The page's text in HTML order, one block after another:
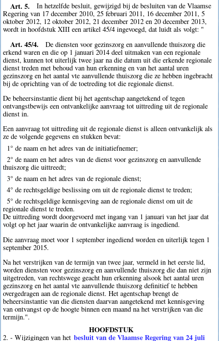
Art. 5.
In hetzelfde besluit, gewijzigd bij de besluiten van de Vlaamse
Regering van 17 december 2010, 25 februari 2011, 16 december 2011, 5
oktober 2012, 12 oktober 2012, 21 december 2012 en 20 december 2013,
wordt in hoofdstuk XIII een artikel 45/4 ingevoegd, dat luidt als volgt: "
Art. 45/4.
De diensten voor gezinszorg en aanvullende thuiszorg die
erkend waren en die op 1 januari 2014 deel uitmaken van een regionale
dienst, kunnen tot uiterlijk twee jaar na die datum uit die erkende regionale
dienst treden met behoud van hun erkenning en van het aantal uren
gezinszorg en het aantal vte aanvullende thuiszorg die ze hebben ingebracht
bij de oprichting van of de toetreding tot die regionale dienst.
De beheersinstantie dient bij het agentschap aangetekend of tegen
ontvangstbewijs een ontvankelijke aanvraag tot uittreding uit de regionale
dienst in.
Een aanvraag tot uittreding uit de regionale dienst is alleen ontvankelijk als
ze de volgende gegevens en stukken bevat:
1° de naam en het adres van de initiatiefnemer;
2° de naam en het adres van de dienst voor gezinszorg en aanvullende
thuiszorg die uittreedt;
3° de naam en het adres van de regionale dienst;
4° de rechtsgeldige beslissing om uit de regionale dienst te treden;
5° de rechtsgeldige kennisgeving aan de regionale dienst om uit de
regionale dienst te treden.
De uittreding wordt doorgevoerd met ingang van 1 januari van het jaar dat
volgt op het jaar waarin de ontvankelijke aanvraag is ingediend.
Die aanvraag moet voor 1 september ingediend worden en uiterlijk tegen 1
september 2015.
Na het verstrijken van de termijn van twee jaar, vermeld in het eerste lid,
worden diensten voor gezinszorg en aanvullende thuiszorg die dan niet zijn
uitgetreden, van rechtswege geacht hun erkenning alsook het aantal uren
gezinszorg en het aantal vte aanvullende thuiszorg definitief te hebben
overgedragen aan de regionale dienst. Het agentschap brengt de
beheersinstantie van die diensten daarvan aangetekend met kennisgeving
van ontvangst op de hoogte binnen een maand na het verstrijken van die
termijn.".
HOOFDSTUK
2. - Wijzigingen van het besluit van de Vlaamse Regering van 24 juli